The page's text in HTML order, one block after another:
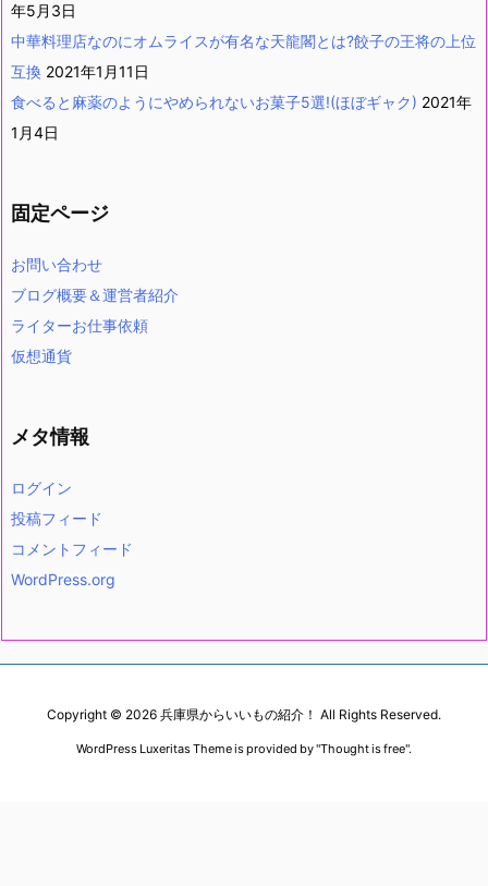
年5月3日
中華料理店なのにオムライスが有名な天龍閣とは?餃子の王将の上位
互換 2021年1月11日
食べると麻薬のようにやめられないお菓子5選!(ほぼギャク) 2021年
1月4日
固定ページ
お問い合わせ
ブログ概要＆運営者紹介
ライターお仕事依頼
仮想通貨
メタ情報
ログイン
投稿フィード
コメントフィード
WordPress.org
Copyright © 2026 兵庫県からいいもの紹介！ All Rights Reserved.
WordPress Luxeritas Theme is provided by "Thought is free".